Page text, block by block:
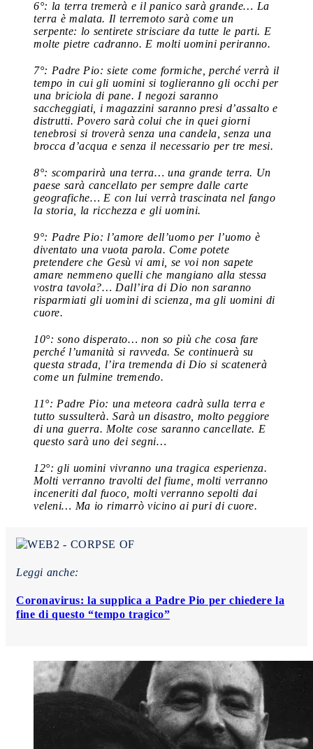
6°: la terra tremerà e il panico sarà grande… La
terra è malata. Il terremoto sarà come un
serpente: lo sentirete strisciare da tutte le parti. E
molte pietre cadranno. E molti uomini periranno.
7°: Padre Pio: siete come formiche, perché verrà il
tempo in cui gli uomini si toglieranno gli occhi per
una briciola di pane. I negozi saranno
saccheggiati, i magazzini saranno presi d’assalto e
distrutti. Povero sarà colui che in quei giorni
tenebrosi si troverà senza una candela, senza una
brocca d’acqua e senza il necessario per tre mesi.
8°: scomparirà una terra… una grande terra. Un
paese sarà cancellato per sempre dalle carte
geografiche… E con lui verrà trascinata nel fango
la storia, la ricchezza e gli uomini.
9°: Padre Pio: l’amore dell’uomo per l’uomo è
diventato una vuota parola. Come potete
pretendere che Gesù vi ami, se voi non sapete
amare nemmeno quelli che mangiano alla stessa
vostra tavola?… Dall’ira di Dio non saranno
risparmiati gli uomini di scienza, ma gli uomini di
cuore.
10°: sono disperato… non so più che cosa fare
perché l’umanità si ravveda. Se continuerà su
questa strada, l’ira tremenda di Dio si scatenerà
come un fulmine tremendo.
11°: Padre Pio: una meteora cadrà sulla terra e
tutto sussulterà. Sarà un disastro, molto peggiore
di una guerra. Molte cose saranno cancellate. E
questo sarà uno dei segni…
12°: gli uomini vivranno una tragica esperienza.
Molti verranno travolti del fiume, molti verranno
inceneriti dal fuoco, molti verranno sepolti dai
veleni… Ma io rimarrò vicino ai puri di cuore.
Leggi anche:
Coronavirus: la supplica a Padre Pio per chiedere la
fine di questo “tempo tragico”